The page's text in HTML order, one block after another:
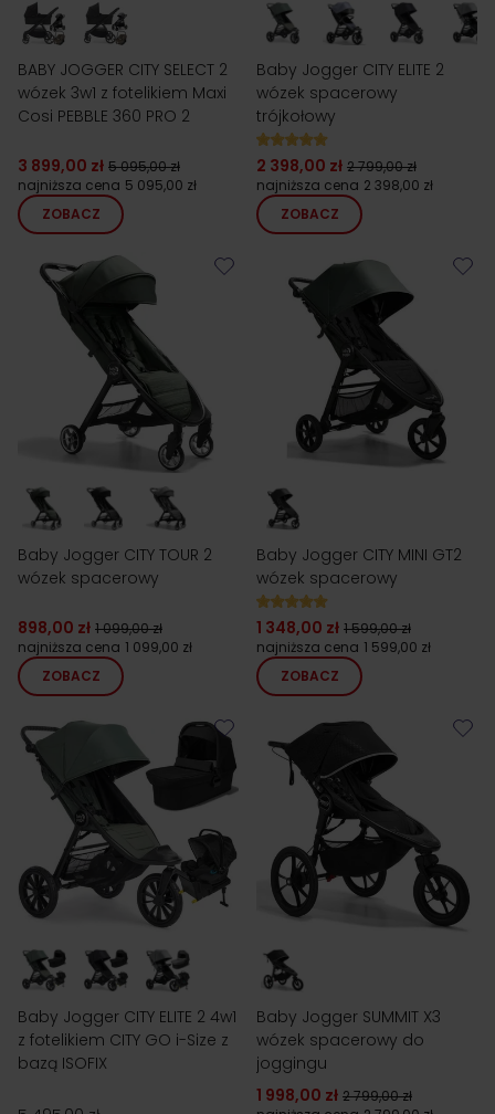
BABY JOGGER CITY SELECT 2
wózek 3w1 z fotelikiem Maxi
Cosi PEBBLE 360 PRO 2
3 899,00 zł 5 095,00 zł
najniższa cena 5 095,00 zł
ZOBACZ
Baby Jogger CITY ELITE 2
wózek spacerowy
trójkołowy
2 398,00 zł 2 799,00 zł
najniższa cena 2 398,00 zł
ZOBACZ
Baby Jogger CITY TOUR 2
wózek spacerowy
898,00 zł 1 099,00 zł
najniższa cena 1 099,00 zł
ZOBACZ
Baby Jogger CITY MINI GT2
wózek spacerowy
1 348,00 zł 1 599,00 zł
najniższa cena 1 599,00 zł
ZOBACZ
Baby Jogger CITY ELITE 2 4w1
z fotelikiem CITY GO i-Size z
bazą ISOFIX
Baby Jogger SUMMIT X3
wózek spacerowy do
joggingu
1 998,00 zł 2 799,00 zł